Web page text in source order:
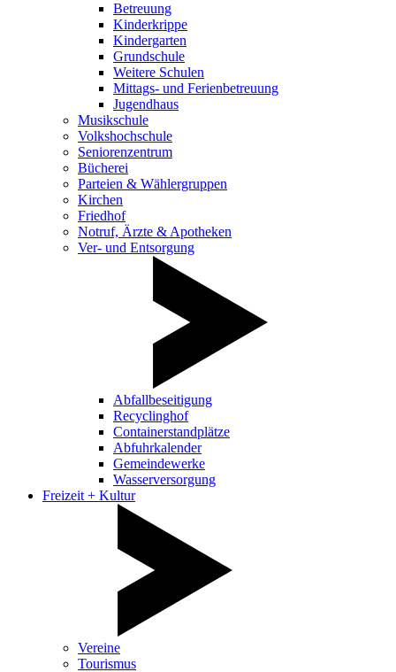
Betreuung
Kinderkrippe
Kindergarten
Grundschule
Weitere Schulen
Mittags- und Ferienbetreuung
Jugendhaus
Musikschule
Volkshochschule
Seniorenzentrum
Bücherei
Parteien & Wählergruppen
Kirchen
Friedhof
Notruf, Ärzte & Apotheken
Ver- und Entsorgung
Abfallbeseitigung
Recyclinghof
Containerstandplätze
Abfuhrkalender
Gemeindewerke
Wasserversorgung
Freizeit + Kultur
Vereine
Tourismus